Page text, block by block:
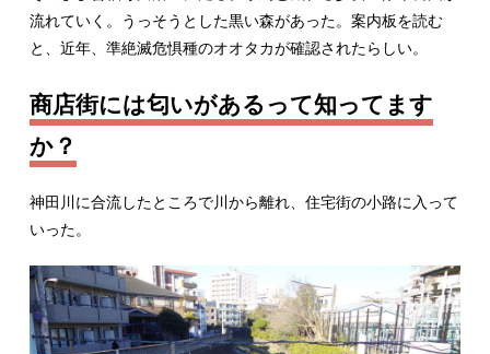
流れていく。うっそうとした黒い森があった。案内板を読む
と、近年、準絶滅危惧種のオオタカが確認されたらしい。
商店街には匂いがあるって知ってます
か？
神田川に合流したところで川から離れ、住宅街の小路に入って
いった。